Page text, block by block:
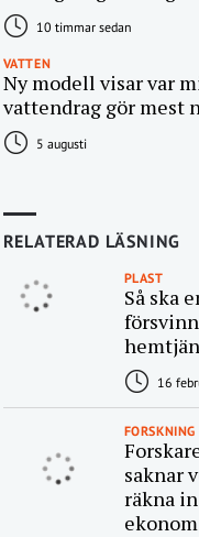
10 timmar sedan
VATTEN
Ny modell visar var
vattendrag gör mest
5 augusti
RELATERAD LÄSNING
PLAST
Så ska
16
FORSKNING
saknar
räkna